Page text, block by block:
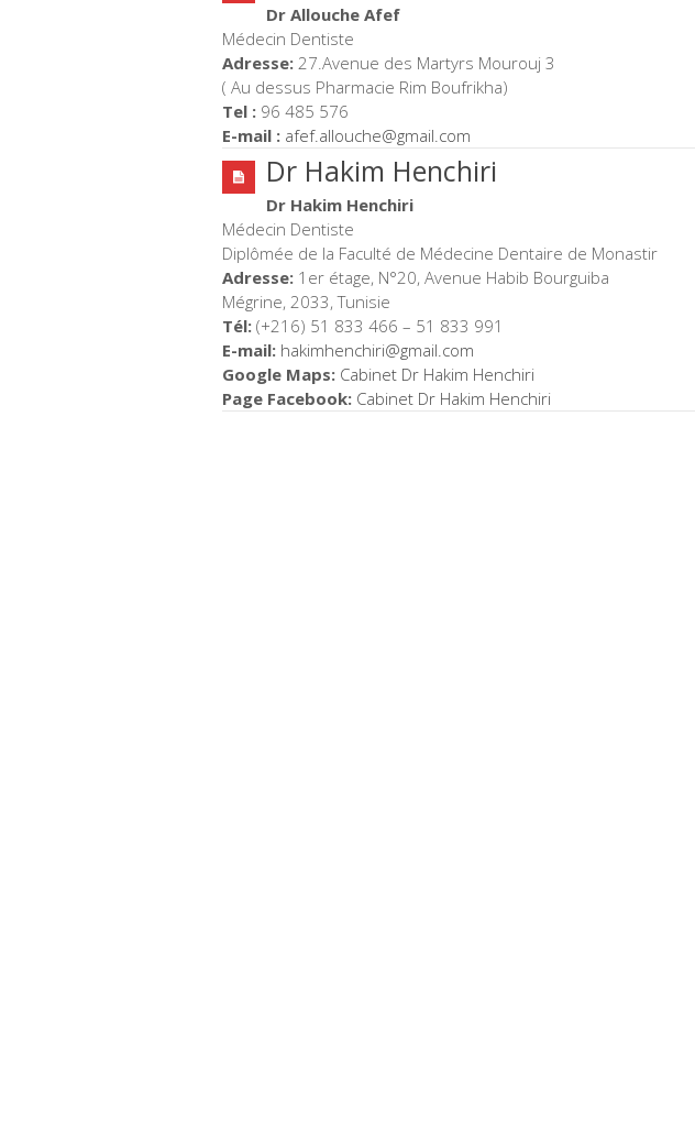
Dr Allouche Afef
Médecin Dentiste
Adresse: 27.Avenue des Martyrs Mourouj 3
( Au dessus Pharmacie Rim Boufrikha)
Tel : 96 485 576
E-mail : afef.allouche@gmail.com
Dr Hakim Henchiri
Dr Hakim Henchiri
Médecin Dentiste
Diplômée de la Faculté de Médecine Dentaire de Monastir
Adresse: 1er étage, N°20, Avenue Habib Bourguiba
Mégrine, 2033, Tunisie
Tél: (+216) 51 833 466 – 51 833 991
E-mail: hakimhenchiri@gmail.com
Google Maps: Cabinet Dr Hakim Henchiri
Page Facebook: Cabinet Dr Hakim Henchiri